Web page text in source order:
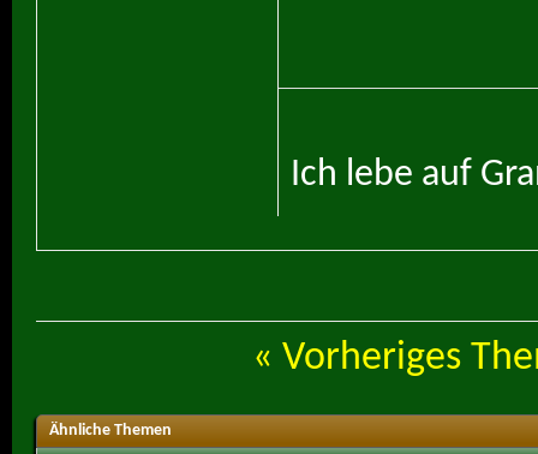
Ich lebe auf
« Vorheriges
Ähnliche Themen